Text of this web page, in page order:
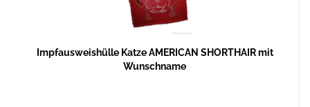
Impfausweishülle Katze AMERICAN SHORTHAIR mit
Wunschname